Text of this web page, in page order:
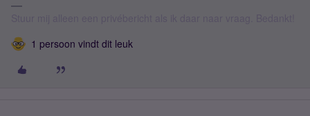
1 persoon vindt dit leuk